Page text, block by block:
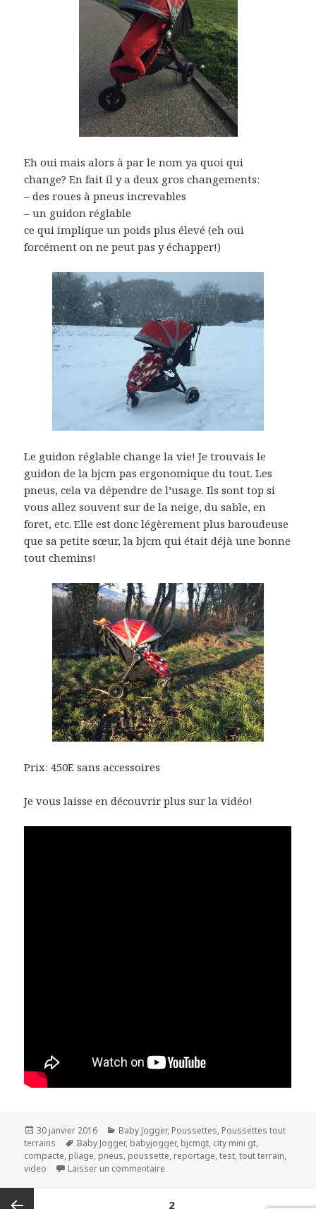
Eh oui mais alors à par le nom ya quoi qui
change? En fait il y a deux gros changements:
– des roues à pneus increvables
– un guidon réglable
ce qui implique un poids plus élevé (eh oui
forcément on ne peut pas y échapper!)
Le guidon réglable change la vie! Je trouvais le
guidon de la bjcm pas ergonomique du tout. Les
pneus, cela va dépendre de l’usage. Ils sont top si
vous allez souvent sur de la neige, du sable, en
foret, etc. Elle est donc légèrement plus baroudeuse
que sa petite sœur, la bjcm qui était déjà une bonne
tout chemins!
Prix: 450E sans accessoires
Je vous laisse en découvrir plus sur la vidéo!
Publié
le
30 janvier 2016 Catégories
Baby Jogger, Poussettes, Poussettes tout
terrains
Mots-
clés
Baby Jogger, babyjogger, bjcmgt, city mini gt,
compacte, pliage, pneus, poussette, reportage,test,tout terrain,
video
Laisser un commentaire
2